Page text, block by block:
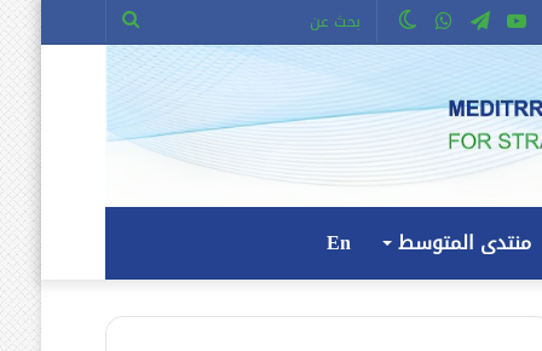
بحث
عن
الوضعواتسابتيلقراميوتيوبتويتر
منتدى المتوسط En